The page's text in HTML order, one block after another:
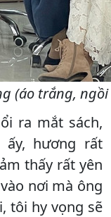
(áo trắng,
ra mắt sách,
hương rất
thấy rất yên
nơi mà ông
tôi hy vọng sẽ